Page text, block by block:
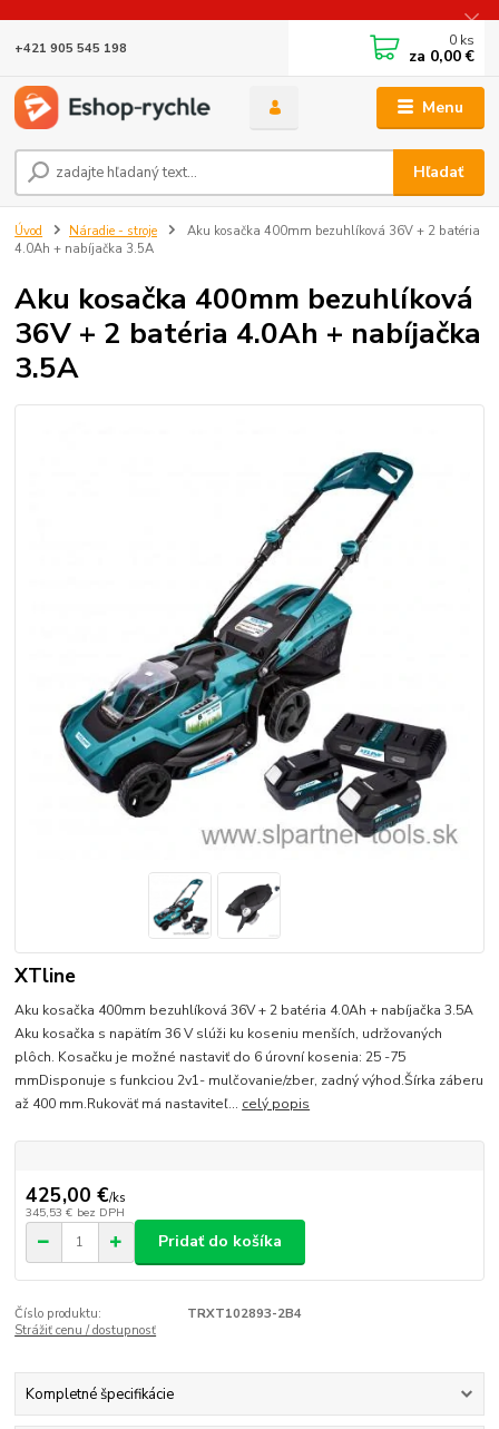
Menu
Hľadať
+421 905 545 198 0 ks
za 0,00 €
Úvod Náradie - stroje
Aku kosačka 400mm bezuhlíková 36V + 2 batéria
4.0Ah + nabíjačka 3.5A
Aku kosačka 400mm bezuhlíková
36V + 2 batéria 4.0Ah + nabíjačka
3.5A
XTline
Aku kosačka 400mm bezuhlíková 36V + 2 batéria 4.0Ah + nabíjačka 3.5A
Aku kosačka s napätím 36 V slúži ku koseniu menších, udržovaných
plôch. Kosačku je možné nastaviť do 6 úrovní kosenia: 25 -75
mmDisponuje s funkciou 2v1- mulčovanie/zber, zadný výhod.Šírka záberu
až 400 mm.Rukoväť má nastaviteľ... celý popis
425,00 €/ks
345,53 € bez DPH
Pridať do košíka
Číslo produktu:
TRXT102893-2B4
Strážiť cenu / dostupnosť
Kompletné špecifikácie